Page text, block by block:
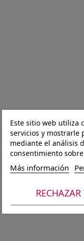
Este sitio web utiliza
servicios y mostrarle
mediante el análisis
consentimiento
Más información